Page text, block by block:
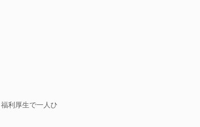
利厚生で一人ひ